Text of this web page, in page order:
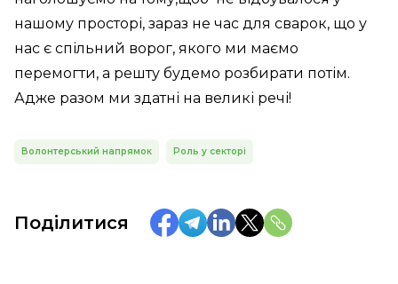
нашому просторі, зараз не час для сварок, що у
нас є спільний ворог, якого ми маємо
перемогти, а решту будемо розбирати потім.
Адже разом ми здатні на великі речі!
Волонтерський напрямок Роль у секторі
Поділитися